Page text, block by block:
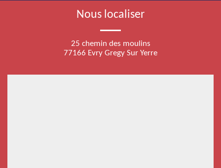
Nous localiser
25 chemin des moulins
77166 Evry Gregy Sur Yerre